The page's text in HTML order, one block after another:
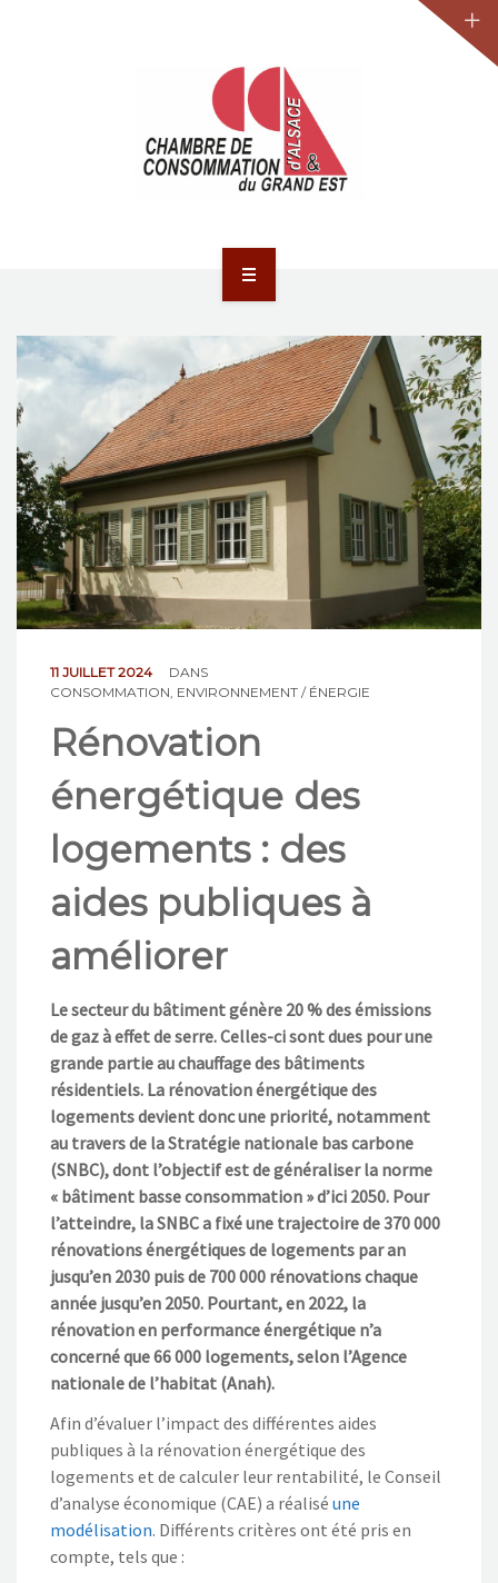
ACTUALITÉS
JURIDIQUE
LA CCA-GE
NOS ACTIONS
CONTACT
11 JUILLET 2024
DANS
CONSOMMATION ENVIRONNEMENT / ÉNERGIE
Rénovation
énergétique des
logements : des
aides publiques à
améliorer
Le secteur du bâtiment génère 20 % des émissions
de gaz à effet de serre. Celles-ci sont dues pour une
grande partie au chauffage des bâtiments
résidentiels. La rénovation énergétique des
logements devient donc une priorité, notamment
au travers de la Stratégie nationale bas carbone
(SNBC), dont l’objectif est de généraliser la norme
« bâtiment basse consommation » d’ici 2050. Pour
l’atteindre, la SNBC a fixé une trajectoire de 370 000
rénovations énergétiques de logements par an
jusqu’en 2030 puis de 700 000 rénovations chaque
année jusqu’en 2050. Pourtant, en 2022, la
rénovation en performance énergétique n’a
concerné que 66 000 logements, selon l’Agence
nationale de l’habitat (Anah).
Afin d’évaluer l’impact des différentes aides
publiques à la rénovation énergétique des
logements et de calculer leur rentabilité, le Conseil
d’analyse économique (CAE) a réalisé une
modélisation. Différents critères ont été pris en
compte, tels que :